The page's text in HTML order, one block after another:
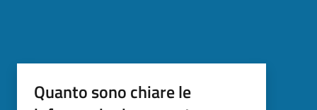
Quanto sono chiare le